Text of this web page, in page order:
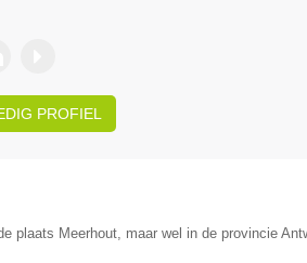
PROFIEL
plaats Meerhout, maar wel in de provincie